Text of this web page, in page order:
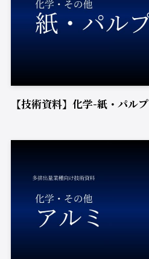
【技術資料】化学-紙・パルプ